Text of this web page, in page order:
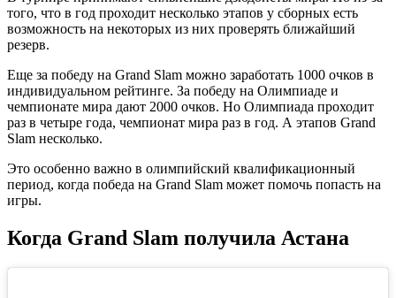
того, что в год проходит несколько этапов у сборных есть
возможность на некоторых из них проверять ближайший
резерв.
Еще за победу на Grand Slam можно заработать 1000 очков в
индивидуальном рейтинге. За победу на Олимпиаде и
чемпионате мира дают 2000 очков. Но Олимпиада проходит
раз в четыре года, чемпионат мира раз в год. А этапов Grand
Slam несколько.
Это особенно важно в олимпийский квалификационный
период, когда победа на Grand Slam может помочь попасть на
игры.
Когда Grand Slam получила Астана